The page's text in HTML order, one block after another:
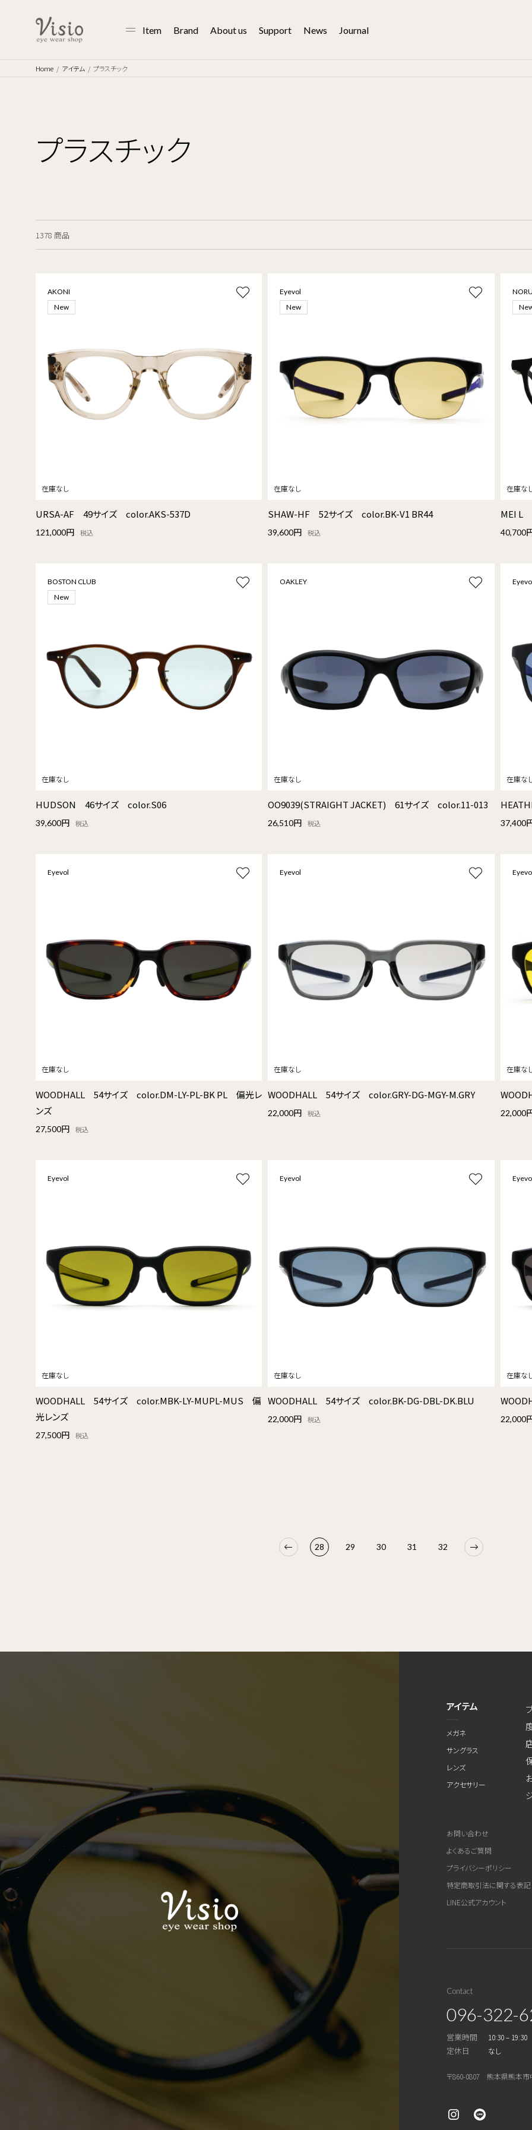
Item Brand About us Support News Journal
Home アイテム プラスチック
プラスチック
1378 商品
AKONI
New
URSA-AF 49サイズ color.AKS-537D
121,000円 税込
Eyevol
New
SHAW-HF 52サイズ color.BK-V1 BR44
39,600円 税込
MEI L
40,700
BOSTON CLUB
New
HUDSON 46サイズ color.S06
39,600円 税込
OAKLEY
OO9039(STRAIGHT JACKET) 61サイズ color.11-013
26,510円 税込 37,400
Eyevol
WOODHALL 54サイズ color.DM-LY-PL-BK PL 偏光レ
ンズ
27,500円 税込
Eyevol
WOODHALL 54サイズ color.GRY-DG-MGY-M.GRY
22,000円 税込 22,000
Eyevol
WOODHALL 54サイズ color.MBK-LY-MUPL-MUS 偏
光レンズ
27,500円 税込
Eyevol
WOODHALL 54サイズ color.BK-DG-DBL-DK.BLU
22,000円 税込 22,000
28 29 30 31 32
アイテム
メガネ
サングラス
レンズ
アクセサリー
お問い合わせ
よくあるご質問
プライバシーポリシー
特定商取引法に関する表記
LINE公式アカウント
Contact
096-322-
営業時間 10:30 – 19:30
定休日 なし
〒860-0807 熊本県熊本市